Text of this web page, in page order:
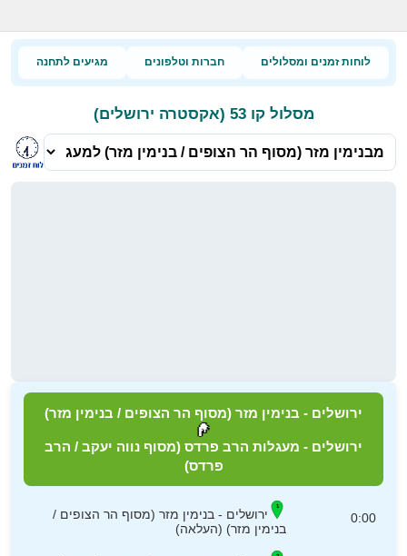
לוחות זמנים ומסלולים חברות וטלפונים מגיעים לתחנה
מסלול קו 53 (אקסטרה ירושלים)
ירושלים - בנימין מזר (מסוף הר הצופים / בנימין מזר)
ירושלים - מעגלות הרב פרדס (מסוף נווה יעקב / הרב
פרדס)
0:00
ירושלים - בנימין מזר (מסוף הר הצופים /
בנימין מזר) (העלאה)